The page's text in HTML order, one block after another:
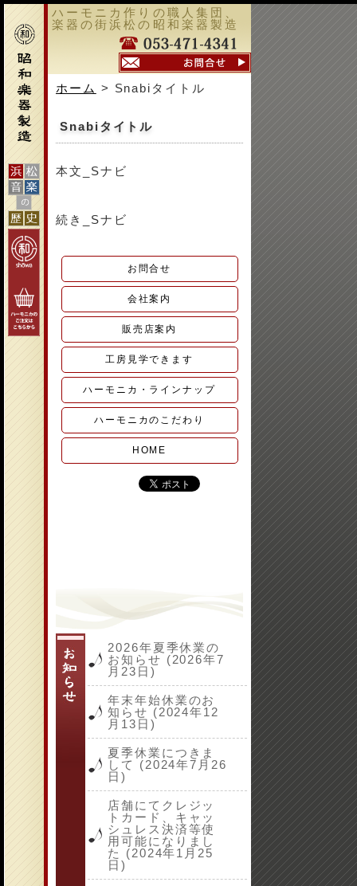
ハーモニカ作りの職人集団、
楽器の街浜松の昭和楽器製造
ホーム > Snabiタイトル
Snabiタイトル
本文_Sナビ
続き_Sナビ
お問合せ
会社案内
販売店案内
工房見学できます
ハーモニカ・ラインナップ
ハーモニカのこだわり
HOME
2026年夏季休業の
お知らせ (2026年7
月23日)
年末年始休業のお
知らせ (2024年12
月13日)
夏季休業につきま
して (2024年7月26
日)
店舗にてクレジッ
トカード、キャッ
シュレス決済等使
用可能になりまし
た (2024年1月25
日)